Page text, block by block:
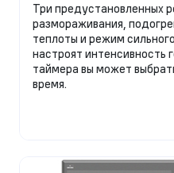
Три предустановленных
размораживания,
теплоты и режим
настроят интенсивность
таймера вы может
время.